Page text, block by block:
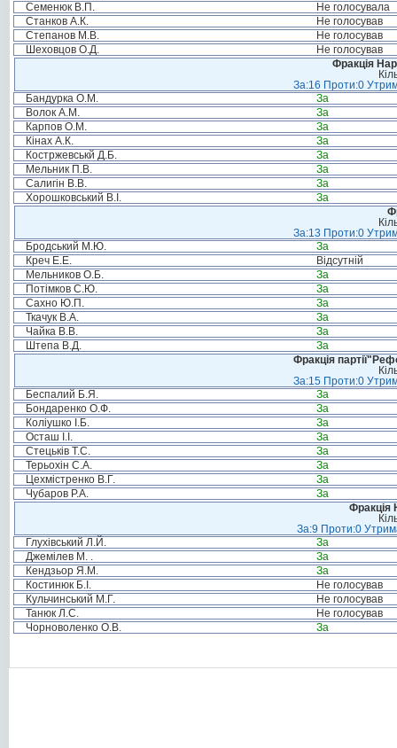
Семенюк В.П.
Не голосувала
Станков А.К.
Не голосував
Степанов М.В.
Не голосував
Шеховцов О.Д.
Не голосував
Фракція
За:16 Проти:0
Бандурка О.М.
За
Волок А.М.
За
Карпов О.М.
За
Кінах А.К.
За
Костржевськй Д.Б.
За
Мельник П.В.
За
Салигін В.В.
За
Хорошковський В.І.
За
За:13 Проти:0
Бродський М.Ю.
За
Креч Е.Е.
Відсутній
Мельников О.Б.
За
Потімков С.Ю.
За
Сахно Ю.П.
За
Ткачук В.А.
За
Чайка В.В.
За
Штепа В.Д.
За
Фракція
За:15 Проти:0
Беспалий Б.Я.
За
Бондаренко О.Ф.
За
Коліушко І.Б.
За
Осташ І.І.
За
Стецьків Т.С.
За
Терьохін С.А.
За
Цехмістренко В.Г.
За
Чубаров Р.А.
За
Фракція
За:9 Проти:0
Глухівський Л.Й.
За
Джемілев М. .
За
Кендзьор Я.М.
За
Костинюк Б.І.
Не голосував
Кульчинський М.Г.
Не голосував
Танюк Л.С.
Не голосував
Чорноволенко О.В.
За